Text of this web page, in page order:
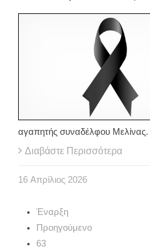
αγαπητής συναδέλφου Μελίνας.
Διαβάστε Περισσότερα
16 Απρίλιος 2026
Έναρξη
Προηγούμενο
63